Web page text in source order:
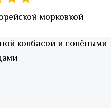
морковкой